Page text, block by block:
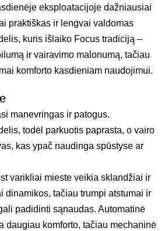
eksploatacijoje dažniausiai
praktiškas ir lengvai valdomas
kuris išlaiko Focus tradiciją –
ir vairavimo malonumą, tačiau
komforto kasdieniam naudojimui.
manevringas ir patogus.
todėl parkuotis paprasta, o vairo
kas ypač naudinga spūstyse ar
varikliai mieste veikia sklandžiai ir
dinamikos, tačiau trumpi atstumai ir
padidinti sąnaudas. Automatinė
daugiau komforto, tačiau mechaninė